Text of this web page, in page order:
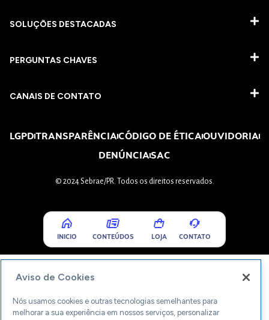
SOLUÇÕES DESTACADAS
PERGUNTAS CHAVES​
CANAIS DE CONTATO
LGPDTRANSPARÊNCIACÓDIGO DE ÉTICAOUVIDORIA
DENÚNCIASAC
© 2024 Sebrae/PR. Todos os direitos reservados.
INICIO CONTEÚDOS LOJA CONTATO
Aviso de Cookies
Nós usamos cookies e outras tecnologias semelhantes para
melhorar a sua experiência em nossos serviços, personalizar